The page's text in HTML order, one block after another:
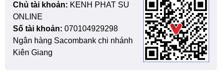
Chủ tài khoản: KENH PHAT SU
ONLINE
Số tài khoản: 070104929298
Ngân hàng Sacombank chi nhánh
Kiên Giang